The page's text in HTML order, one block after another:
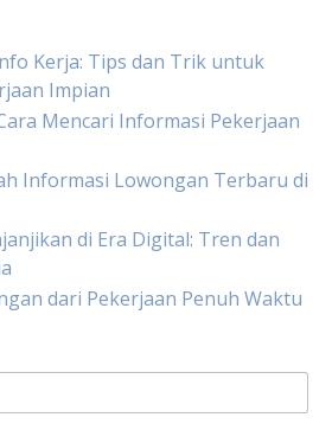
Kerja: Tips dan Trik untuk
Impian
Mencari Informasi Pekerjaan
Informasi Lowongan Terbaru di
di Era Digital: Tren dan
dari Pekerjaan Penuh Waktu